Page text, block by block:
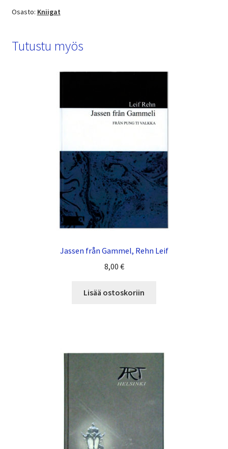
Osasto: Kniigat
Tutustu myös
Jassen från Gammel, Rehn Leif
8,00 €
Lisää ostoskoriin